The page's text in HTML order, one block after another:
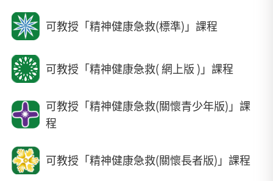
可教授「精神健康急救(標準)」課程
可教授「精神健康急救( 網上版 )」課程
可教授「精神健康急救(關懷青少年版)」課
程
可教授「精神健康急救(關懷長者版)」課程